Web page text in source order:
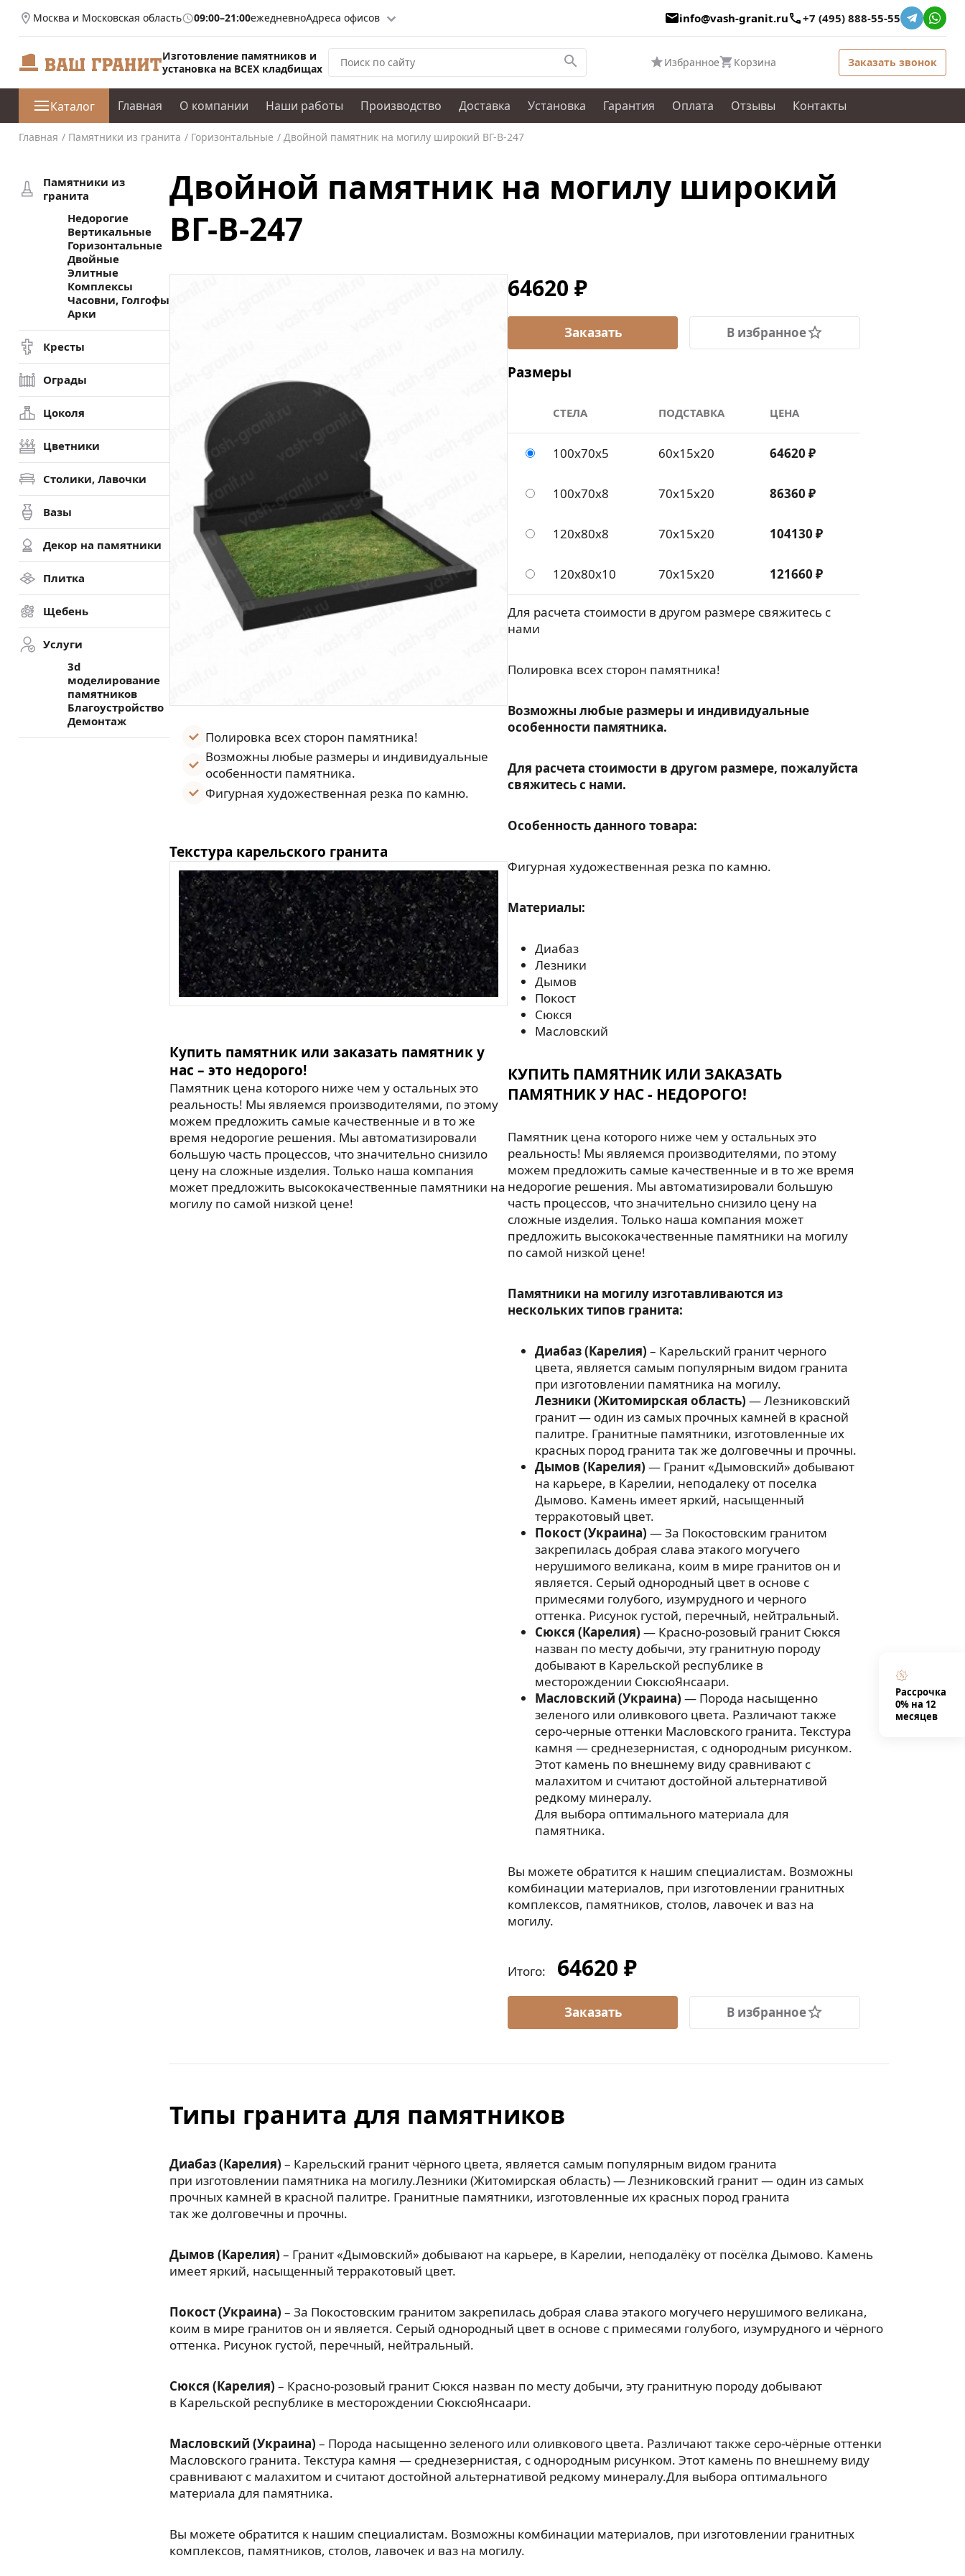
Москва и Московская область 09:00–21:00ежедневноАдреса офисов info@vash-granit.ru +7 (495) 888-55-55
Изготовление памятников и
установка на ВСЕХ кладбищах
Избранное Корзина Заказать звонок
Каталог Главная О компании Наши работы Производство Доставка Установка Гарантия Оплата Отзывы Контакты
Главная Памятники из гранита Горизонтальные Двойной памятник на могилу широкий ВГ-В-247
Памятники из
гранита
Недорогие
Вертикальные
Горизонтальные
Двойные
Элитные
Комплексы
Часовни, Голгофы
Арки
Кресты
Ограды
Цоколя
Цветники
Столики, Лавочки
Вазы
Декор на памятники
Плитка
Щебень
Услуги
3d
моделирование
памятников
Благоустройство
Демонтаж
Двойной памятник на могилу широкий
ВГ-В-247
Полировка всех сторон памятника!
Возможны любые размеры и индивидуальные
особенности памятника.
Фигурная художественная резка по камню.
Текстура карельского гранита
Купить памятник или заказать памятник у
нас – это недорого!
Памятник цена которого ниже чем у остальных это
реальность! Мы являемся производителями, по этому
можем предложить самые качественные и в то же
время недорогие решения. Мы автоматизировали
большую часть процессов, что значительно снизило
цену на сложные изделия. Только наша компания
может предложить высококачественные памятники на
могилу по самой низкой цене!
64620 ₽
В избранное
Размеры
СТЕЛА ПОДСТАВКА ЦЕНА
100х70х5 60х15х20 64620 ₽
100х70х8 70х15х20 86360 ₽
120х80х8 70х15х20 104130 ₽
120х80х10 70х15х20 121660 ₽
Для расчета стоимости в другом размере свяжитесь с
нами
Полировка всех сторон памятника!
Возможны любые размеры и индивидуальные
особенности памятника.
Для расчета стоимости в другом размере, пожалуйста
свяжитесь с нами.
Особенность данного товара:
Фигурная художественная резка по камню.
Материалы:
Диабаз
Лезники
Дымов
Покост
Сюкся
Масловский
КУПИТЬ ПАМЯТНИК ИЛИ ЗАКАЗАТЬ
ПАМЯТНИК У НАС - НЕДОРОГО!
Памятник цена которого ниже чем у остальных это
реальность! Мы являемся производителями, по этому
можем предложить самые качественные и в то же время
недорогие решения. Мы автоматизировали большую
часть процессов, что значительно снизило цену на
сложные изделия. Только наша компания может
предложить высококачественные памятники на могилу
по самой низкой цене!
Памятники на могилу изготавливаются из
нескольких типов гранита:
Диабаз (Карелия) – Карельский гранит черного
цвета, является самым популярным видом гранита
при изготовлении памятника на могилу.
Лезники (Житомирская область) — Лезниковский
гранит — один из самых прочных камней в красной
палитре. Гранитные памятники, изготовленные их
красных пород гранита так же долговечны и прочны.
Дымов (Карелия) — Гранит «Дымовский» добывают
на карьере, в Карелии, неподалеку от поселка
Дымово. Камень имеет яркий, насыщенный
терракотовый цвет.
Покост (Украина) — За Покостовским гранитом
закрепилась добрая слава этакого могучего
нерушимого великана, коим в мире гранитов он и
является. Серый однородный цвет в основе с
примесями голубого, изумрудного и черного
оттенка. Рисунок густой, перечный, нейтральный.
Сюкся (Карелия) — Красно-розовый гранит Сюкся
назван по месту добычи, эту гранитную породу
добывают в Карельской республике в
месторождении СюксюЯнсаари.
Масловский (Украина) — Порода насыщенно
зеленого или оливкового цвета. Различают также
серо-черные оттенки Масловского гранита. Текстура
камня — среднезернистая, с однородным рисунком.
Этот камень по внешнему виду сравнивают с
малахитом и считают достойной альтернативой
редкому минералу.
Для выбора оптимального материала для
памятника.
Вы можете обратится к нашим специалистам. Возможны
комбинации материалов, при изготовлении гранитных
комплексов, памятников, столов, лавочек и ваз на
могилу.
Итого: 64620 ₽
В избранное
Типы гранита для памятников
Диабаз (Карелия) – Карельский гранит чёрного цвета, является самым популярным видом гранита
при изготовлении памятника на могилу.Лезники (Житомирская область) — Лезниковский гранит — один из самых
прочных камней в красной палитре. Гранитные памятники, изготовленные их красных пород гранита
так же долговечны и прочны.
Дымов (Карелия) – Гранит «Дымовский» добывают на карьере, в Карелии, неподалёку от посёлка Дымово. Камень
имеет яркий, насыщенный терракотовый цвет.
Покост (Украина) – За Покостовским гранитом закрепилась добрая слава этакого могучего нерушимого великана,
коим в мире гранитов он и является. Серый однородный цвет в основе с примесями голубого, изумрудного и чёрного
оттенка. Рисунок густой, перечный, нейтральный.
Сюкся (Карелия) – Красно-розовый гранит Сюкся назван по месту добычи, эту гранитную породу добывают
в Карельской республике в месторождении СюксюЯнсаари.
Масловский (Украина) – Порода насыщенно зеленого или оливкового цвета. Различают также серо-чёрные оттенки
Масловского гранита. Текстура камня — среднезернистая, с однородным рисунком. Этот камень по внешнему виду
сравнивают с малахитом и считают достойной альтернативой редкому минералу.Для выбора оптимального
материала для памятника.
Вы можете обратится к нашим специалистам. Возможны комбинации материалов, при изготовлении гранитных
комплексов, памятников, столов, лавочек и ваз на могилу.
Рассрочка
0% на 12
месяцев